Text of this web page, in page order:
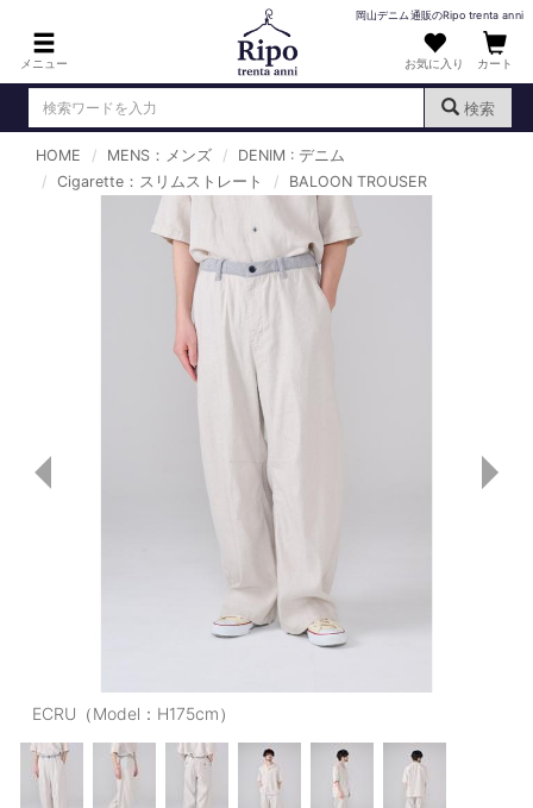
メニュー
岡山デニム通販のRipo trenta anni
お気に入り カート
検索
ログイン （新規会員登録 ）
MENS : メンズ
DENIM : デニム
PANTS : パンツ
TOPS : トップス
T-SHIRT : Tシャツ
PANTS/SKIRT : パンツ・スカート
TOPS : トップス
OUTERS : アウター
HOME MENS：メンズ
DENIM : デニム
Cigarette：スリムストレート
BALOON TROUSER
ECRU（Model：H175cm）